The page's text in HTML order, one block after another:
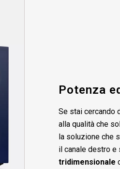
Potenza
Se stai cercando
alla qualità che
la soluzione che
il canale destro e
tridimensionale